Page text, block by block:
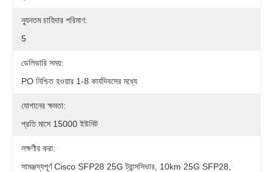
ন্যূনতম চাহিদার পরিমাণ:
5
ডেলিভারি সময়:
PO নিশ্চিত হওয়ার 1-8 কার্যদিবসের মধ্যে
যোগানের ক্ষমতা:
প্রতি মাসে 15000 ইউনিট
লক্ষণীয় করা:
সামঞ্জস্যপূর্ণ Cisco SFP28 25G ট্রান্সসিভার, 10km 25G SFP28,